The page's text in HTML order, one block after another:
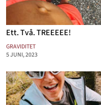
Mode & skönhet
Resor
Feelgood
Bloggar
Ett. Två. TREEEEE!
GRAVIDITET
5 JUNI, 2023